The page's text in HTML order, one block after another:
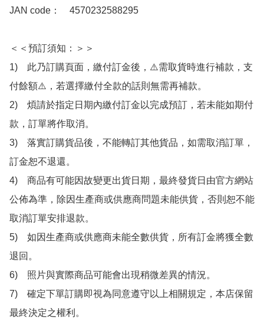
JAN code：　4570232588295
＜＜預訂須知：＞＞
1)　此乃訂購頁面，繳付訂金後，⚠️需取貨時進行補款，支
付餘額⚠️，若選擇繳付全款的話則無需再補款。
2)　煩請於指定日期內繳付訂金以完成預訂，若未能如期付
款，訂單將作取消。
3)　落實訂購貨品後，不能轉訂其他貨品，如需取消訂單，
訂金恕不退還。
4)　商品有可能因故變更出貨日期，最終發貨日由官方網站
公佈為準，除因生產商或供應商問題未能供貨，否則恕不能
取消訂單安排退款。
5)　如因生產商或供應商未能全數供貨，所有訂金將獲全數
退回。
6)　照片與實際商品可能會出現稍微差異的情況。
7)　確定下單訂購即視為同意遵守以上相關規定，本店保留
最終決定之權利。